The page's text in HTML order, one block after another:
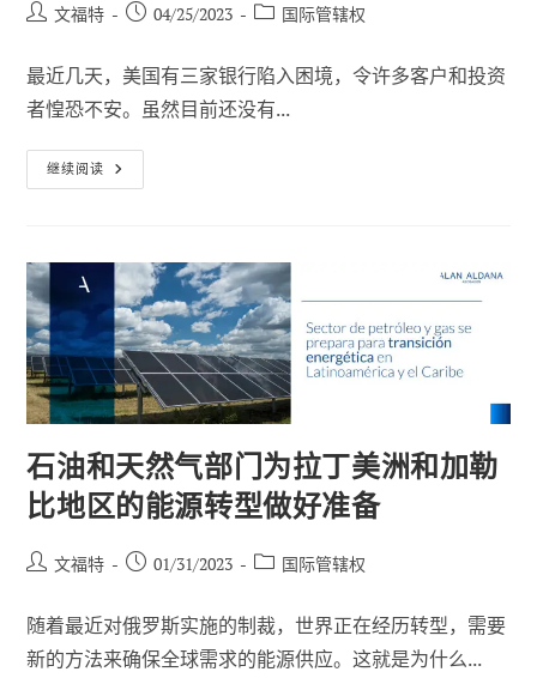
帖
作
者
文福特
已
布：
04/25/2023
职
类
别
国际管辖权
最近几天，美国有三家银行陷入困境，令许多客户和投资
者惶恐不安。虽然目前还没有...
继续阅读 美
国
何
倒
闭？
石油和天然气部门为拉丁美洲和加勒
比地区的能源转型做好准备
帖
作
者
文福特
已
布：
01/31/2023
职
类
别
国际管辖权
随着最近对俄罗斯实施的制裁，世界正在经历转型，需要
新的方法来确保全球需求的能源供应。这就是为什么...